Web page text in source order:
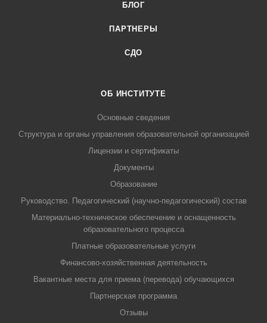
БЛОГ
ПАРТНЕРЫ
СДО
ОБ ИНСТИТУТЕ
Основные сведения
Структура и органы управления образовательной организацией
Лицензии и сертификаты
Документы
Образование
Руководство. Педагогический (научно-педагогический) состав
Материально-техническое обеспечение и оснащенность
образовательного процесса
Платные образовательные услуги
Финансово-хозяйственная деятельность
Вакантные места для приема (перевода) обучающихся
Партнерская программа
Отзывы